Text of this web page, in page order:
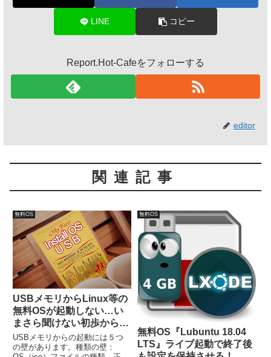
LINE コピー
Report.Hot-Cafeをフォローする
editor
関連記事
無料OS
USBメモリからLinux等の
無料OSが起動しない…い
まさら聞けない初歩からの
確認！
USBメモリからの起動には５つ
の壁があります。種類の壁：
無料OS
無料OS『Lubuntu 18.04
LTS』ライブ起動で終了後